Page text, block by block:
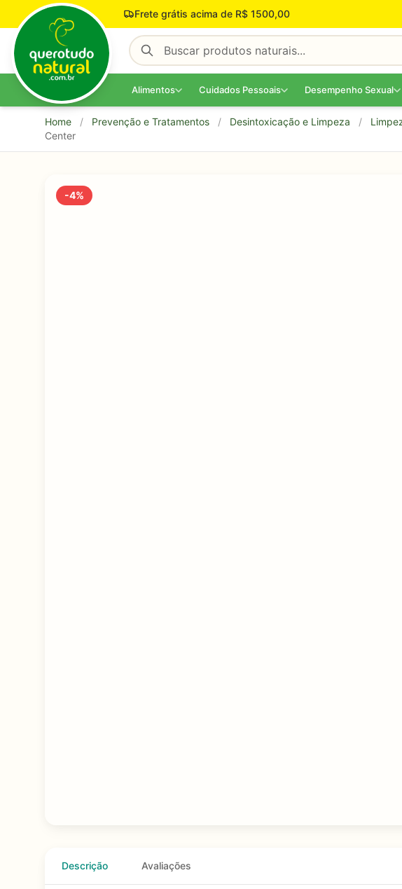
Pular para o conteúdo Frete grátis acima de R$ 1500,00
Alimentos Cuidados Pessoais Desempenho Sexual
Home / Prevenção e Tratamentos / Desintoxicação e Limpeza /
Center
-4%
Descrição Avaliações